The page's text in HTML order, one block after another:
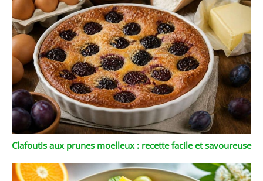
Clafoutis aux prunes moelleux : recette facile et savoureuse